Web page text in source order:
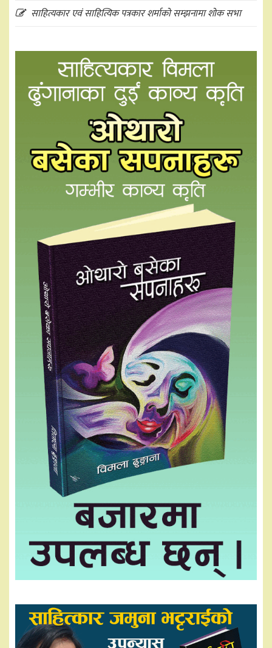
साहित्यकार एवं साहित्यिक पत्रकार शर्माको सम्झनामा शोक सभा